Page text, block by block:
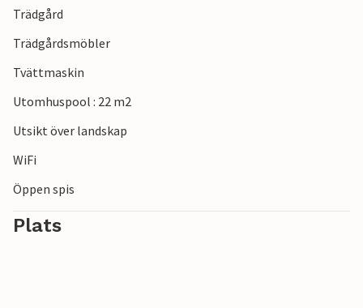
Trädgård
Trädgårdsmöbler
Tvättmaskin
Utomhuspool : 22 m2
Utsikt över landskap
WiFi
Öppen spis
Plats